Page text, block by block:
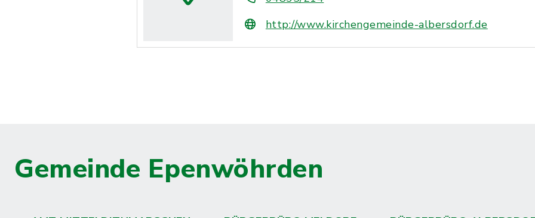
http://www.kirchengemeinde-albersdorf.de
Gemeinde Epenwöhrden